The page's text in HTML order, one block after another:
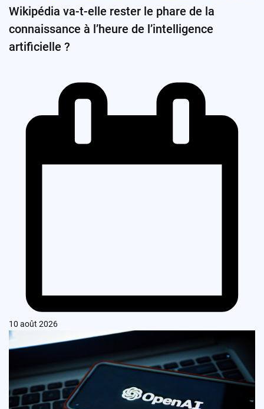
Wikipédia va-t-elle rester le phare de la
connaissance à l’heure de l’intelligence
artificielle ?
10 août 2026